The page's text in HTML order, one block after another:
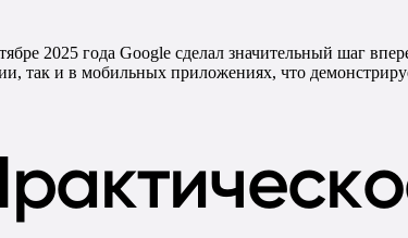
2025 года Google сделал значительный шаг
так и в мобильных приложениях, что